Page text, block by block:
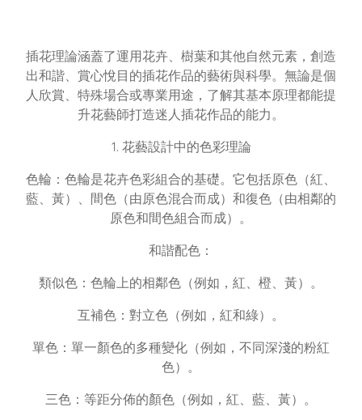
插花理論涵蓋了運用花卉、樹葉和其他自然元素，創造
出和諧、賞心悅目的插花作品的藝術與科學。無論是個
人欣賞、特殊場合或專業用途，了解其基本原理都能提
升花藝師打造迷人插花作品的能力。
1. 花藝設計中的色彩理論
色輪：色輪是花卉色彩組合的基礎。它包括原色（紅、
藍、黃）、間色（由原色混合而成）和復色（由相鄰的
原色和間色組合而成）。
和諧配色：
類似色：色輪上的相鄰色（例如，紅、橙、黃）。
互補色：對立色（例如，紅和綠）。
單色：單一顏色的多種變化（例如，不同深淺的粉紅
色）。
三色：等距分佈的顏色（例如，紅、藍、黃）。